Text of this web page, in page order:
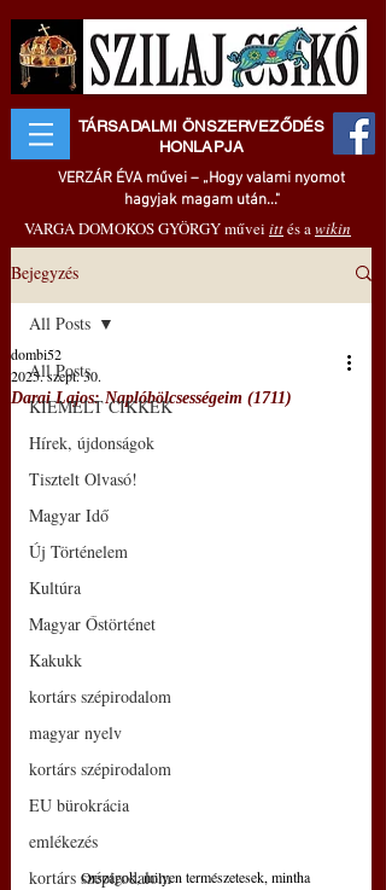
TÁRSADALMI ÖNSZERVEZŐDÉS
HONLAPJA
VERZÁR ÉVA művei – „Hogy valami nyomot
hagyjak magam után..."
VARGA DOMOKOS GYÖRGY művei ittés awikin
Bejegyzés
All Posts
KIEMELT CIKKEK
Hírek, újdonságok
Tisztelt Olvasó!
Magyar Idő
Új Történelem
Kultúra
Magyar Őstörténet
Kakukk
kortárs szépirodalom
magyar nyelv
kortárs szépirodalom
EU bürokrácia
emlékezés
kortárs szépirodalom
All Posts
Darai Lajos: Naplóbölcsességeim (1711)
dombi52
2025. szept. 30.
Országok, milyen természetesek, mintha